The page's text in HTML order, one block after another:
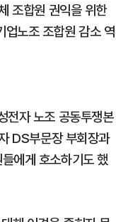
조합원 권익을 위한
업노조 조합원 감소 역
전자 노조 공동투쟁본
DS부문장 부회장과
에게 호소하기도 했